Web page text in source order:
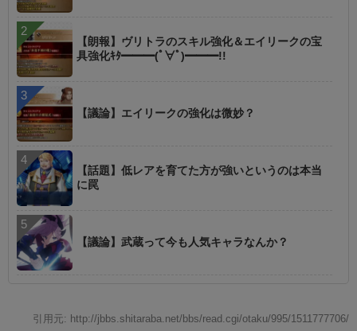
【朗報】ヴリトラのスキル強化＆エイリークの宝
具強化ｷﾀ━━━(ﾟ∀ﾟ)━━━!!
【議論】エイリークの強化は微妙？
【話題】低レアを育てた方が強いというのは本当
に罠
【議論】武蔵って今も人気キャラなんか？
引用元: http://jbbs.shitaraba.net/bbs/read.cgi/otaku/995/1511777706/